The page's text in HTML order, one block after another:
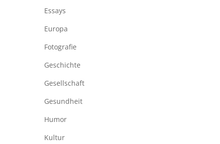
Essays
Europa
Fotografie
Geschichte
Gesellschaft
Gesundheit
Humor
Kultur